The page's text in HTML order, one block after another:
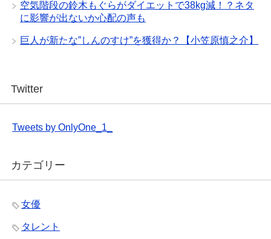
空気階段の鈴木もぐらがダイエットで38kg減！？ネタ
に影響が出ないか心配の声も
巨人が新たな”しんのすけ”を獲得か？【小笠原慎之介】
Twitter
Tweets by OnlyOne_1_
カテゴリー
女優
タレント